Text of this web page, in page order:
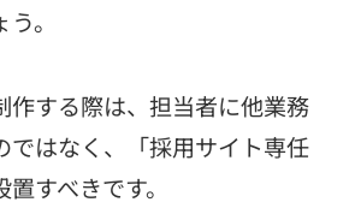
。
作する際は、担当者に他業務
ではなく、「採用サイト専任
すべきです。